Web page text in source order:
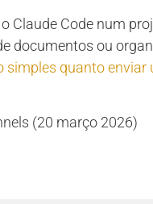
Claude Code num
documentos ou
simples quanto enviar
(20 março 2026)